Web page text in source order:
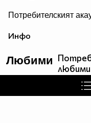
Потребителският
Инфо
Любими
любими